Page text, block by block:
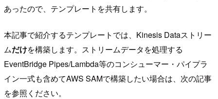
あったので、テンプレートを共有します。
本記事で紹介するテンプレートでは、Kinesis Dataストリー
ムだけを構築します。ストリームデータを処理する
EventBridge Pipes/Lambda等のコンシューマー・パイプラ
イン一式も含めてAWS SAMで構築したい場合は、次の記事
を参照ください。